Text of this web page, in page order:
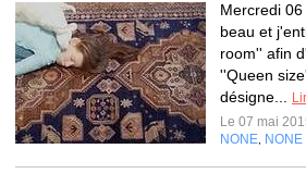
Mercredi
beau et
room'' afin
''Queen
désigne...
Le 07 mai
NONE NONE